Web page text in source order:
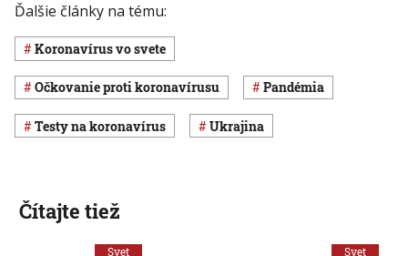
Ďalšie články na tému:
koronavírus vo svete
očkovanie proti koronavírusu pandémia
testy na koronavírus Ukrajina
Čítajte tiež
Svet Svet